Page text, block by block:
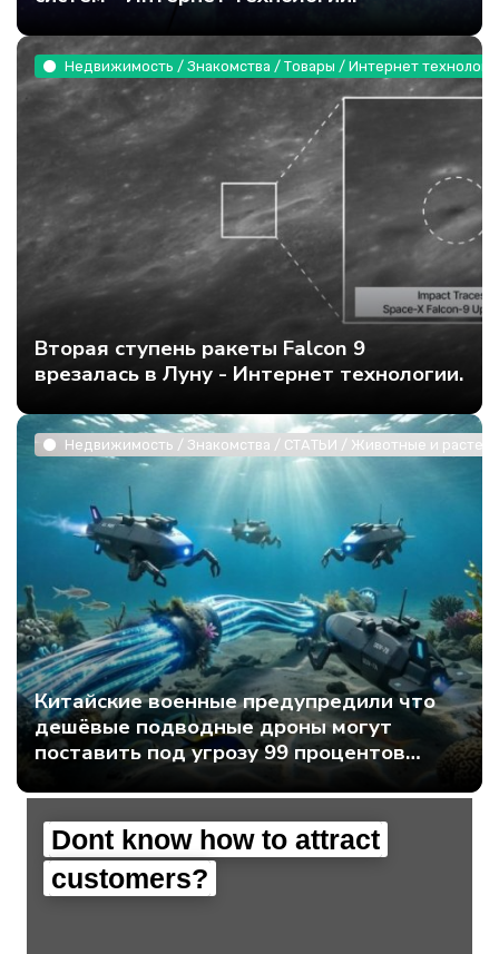
Недвижимость / Знакомства / Товары / Интернет
Вторая ступень ракеты Falcon 9
врезалась в Луну - Интернет технологии.
Недвижимость / Знакомства / СТАТЬИ / Животные и
Китайские военные предупредили что
дешёвые подводные дроны могут
поставить под угрозу 99 процентов
мирового интернет-трафика - Интернет
технологии.
Dont know how to attract
customers?